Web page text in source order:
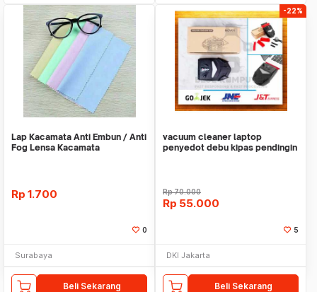
Lap Kacamata Anti Embun / Anti
Fog Lensa Kacamata
Rp 1.700
0
Surabaya
Beli Sekarang
-22%
vacuum cleaner laptop
penyedot debu kipas pendingin
Rp70.000
Rp 55.000
5
DKI Jakarta
Beli Sekarang